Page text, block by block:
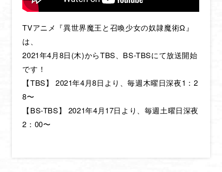
STAFF & CAST
INTRODUCTION
MOVIE
MUSIC
TVアニメ『異世界魔王と召喚少女の奴隷魔術Ω』
は、
2021年4月8日(木)からTBS、BS-TBSにて放送開始
です！
【TBS】 2021年4月8日より、毎週木曜日深夜1：2
8〜
【BS-TBS】 2021年4月17日より、毎週土曜日深夜
2：00〜